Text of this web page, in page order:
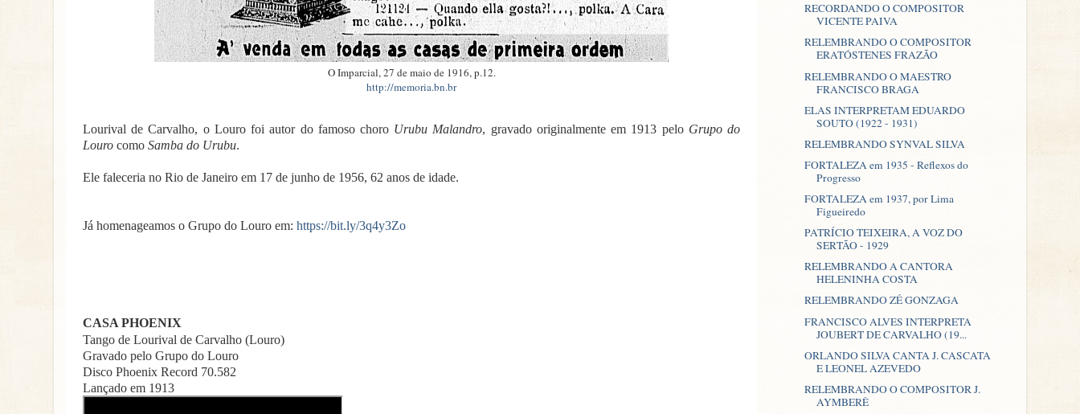
O Imparcial, 27 de maio de 1916, p.12.
http://memoria.bn.br
Lourival de Carvalho, o Louro foi autor do famoso choro Urubu Malandro, gravado originalmente em 1913 pelo Grupo do
Louro como Samba do Urubu.
Ele faleceria no Rio de Janeiro em 17 de junho de 1956, 62 anos de idade.
Já homenageamos o Grupo do Louro em: https://bit.ly/3q4y3Zo
CASA PHOENIX
Tango de Lourival de Carvalho (Louro)
Gravado pelo Grupo do Louro
Disco Phoenix Record 70.582
Lançado em 1913
RECORDANDO O COMPOSITOR
VICENTE PAIVA
RELEMBRANDO O COMPOSITOR
ERATÓSTENES FRAZÃO
RELEMBRANDO O MAESTRO
FRANCISCO BRAGA
ELAS INTERPRETAM EDUARDO
SOUTO (1922 - 1931)
RELEMBRANDO SYNVAL SILVA
FORTALEZA em 1935 - Reflexos do
Progresso
FORTALEZA em 1937, por Lima
Figueiredo
PATRÍCIO TEIXEIRA, A VOZ DO
SERTÃO - 1929
RELEMBRANDO A CANTORA
HELENINHA COSTA
RELEMBRANDO ZÉ GONZAGA
FRANCISCO ALVES INTERPRETA
JOUBERT DE CARVALHO (19...
ORLANDO SILVA CANTA J. CASCATA
E LEONEL AZEVEDO
RELEMBRANDO O COMPOSITOR J.
AYMBERÊ